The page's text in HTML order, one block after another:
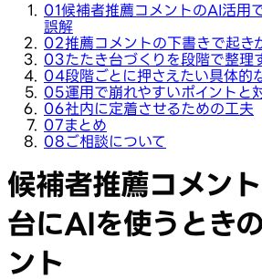
01候補者推薦コメントのAI活用
誤解
02推薦コメントの下書きで起き
03たたき台づくりを段階で整理
04段階ごとに押さえたい具体的
05運用で崩れやすいポイントと
06社内に定着させるための工夫
07まとめ
08ご相談について
候補者推薦コメン
台にAIを使うとき
ント